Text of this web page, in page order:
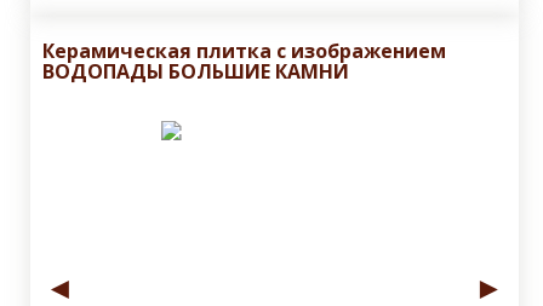
Керамическая плитка с изображением
ВОДОПАДЫ БОЛЬШИЕ КАМНИ
◄ ►